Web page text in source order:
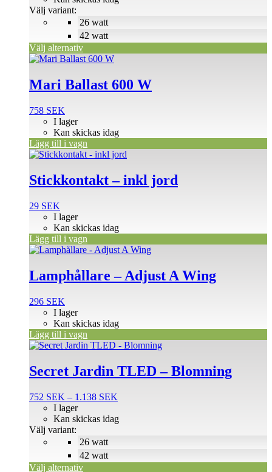
26 watt
42 watt
Välj variant:
Välj alternativ
kan
väljas
produktsidan
Mari Ballast 600 W
758 SEK
I lager
Kan skickas idag
Lägg till i vagn
Stickkontakt – inkl jord
29 SEK
I lager
Kan skickas idag
Lägg till i vagn
Lamphållare – Adjust A Wing
296 SEK
I lager
Kan skickas idag
Lägg till i vagn
Secret Jardin TLED – Blomning
752 SEK – 1.138 SEK
till
26 watt
42 watt
I lager
Kan skickas idag
Välj variant:
Välj alternativ
Den
produkten
har
varianter.
olika
alternativen
på